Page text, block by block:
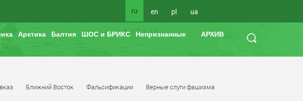
ru en pl ua
Арктика Балтия ШОС и БРИКС Непризнанные АРХИВ
Ближний Восток Фальсификации Верные слуги фашизма